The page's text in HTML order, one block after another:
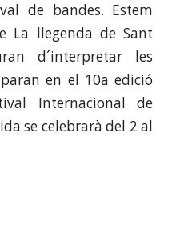
de bandes. Estem
La llegenda de Sant
d´interpretar les
en el 10a edició
Internacional de
se celebrarà del 2 al